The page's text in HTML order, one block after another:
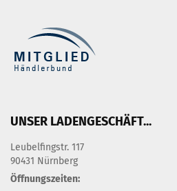
UNSER LADENGESCHÄFT...
Leubelfingstr. 117
90431 Nürnberg
Öffnungszeiten: